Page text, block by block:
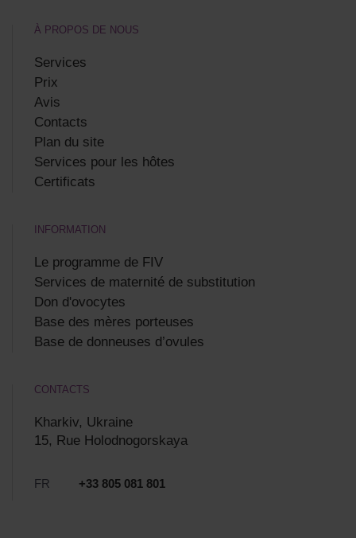
À PROPOS DE NOUS
Services
Prix
Avis
Contacts
Plan du site
Services pour les hôtes
Certificats
INFORMATION
Le programme de FIV
Services de maternité de substitution
Don d'ovocytes
Base des mères porteuses
Base de donneuses d’ovules
CONTACTS
Kharkiv, Ukraine
15, Rue Holodnogorskaya
FR +33 805 081 801